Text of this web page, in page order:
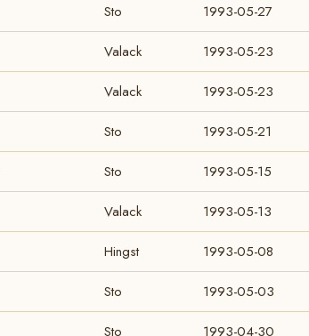
Sto 1993-05-27
Valack 1993-05-23
Valack 1993-05-23
Sto 1993-05-21
Sto 1993-05-15
Valack 1993-05-13
Hingst 1993-05-08
Sto 1993-05-03
Sto 1993-04-30